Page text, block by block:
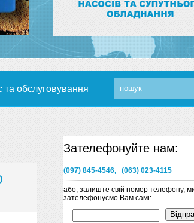
та обслуговування
Зателефонуйте нам:
(097) 845-4546, (063) 023-4115
або, залиште свій номер телефону,
зателефонуємо Вам самі: